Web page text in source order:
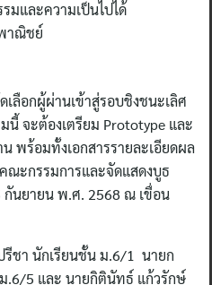
มและความเป็นไปได้
าณิชย์
ลือกผู้ผ่านเข้าสู่รอบชิงชนะเลิศ
จะต้องเตรียม Prototype และ
พร้อมทั้งเอกสารรายละเอียดผล
ณะกรรมการและจัดแสดงบูธ
กันยายน พ.ศ. 2568 ณ เขื่อน
ชา นักเรียนชั้น ม.6/1 นายก
5 และ นายกิตินัทธ์ แก้วรักษ์